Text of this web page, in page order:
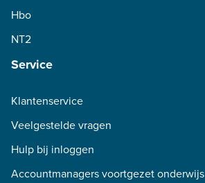
Hbo
NT2
Service
Klantenservice
Veelgestelde vragen
Hulp bij inloggen
Accountmanagers voortgezet onderwijs